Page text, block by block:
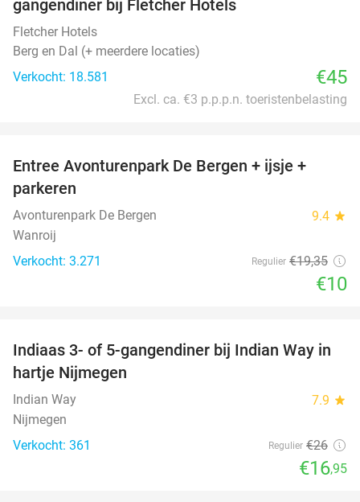
gangendiner bij Fletcher Hotels
Fletcher Hotels
Berg en Dal (+ meerdere locaties)
Verkocht: 18.581
€45
Excl. ca. €3 p.p.p.n. toeristenbelasting
Entree Avonturenpark De Bergen + ijsje +
parkeren
Avonturenpark De Bergen 9.4 star
Wanroij
Verkocht: 3.271
Regulier €19,35
€10
35%
Indiaas 3- of 5-gangendiner bij Indian Way in
hartje Nijmegen
Indian Way 7.9 star
Nijmegen
Verkocht: 361
Regulier €26
€16,95